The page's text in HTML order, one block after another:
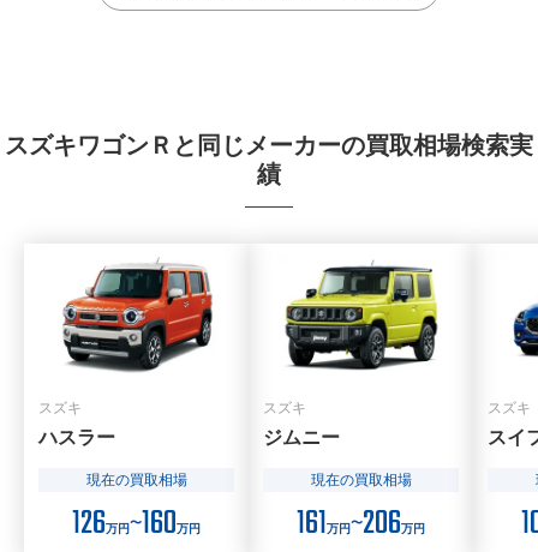
スズキワゴンＲと同じメーカーの買取相場検索実
績
スズキ
ハスラー
現在の買取相場
126万円〜160万円
スズキ
ジムニー
現在の買取相場
161万円〜206万円
スズキ
スイ